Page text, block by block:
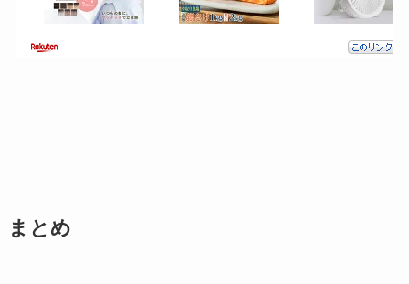
まとめ